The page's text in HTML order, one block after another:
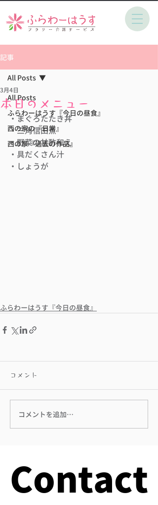
記事
All Posts
ふらわーはうす『今日の昼食』
西の家の『日常』
西の家『過去の作品』
All Posts
本日のメニュー
3月4日
・まぐろたたき丼
・三角信田煮
・野菜の甘酢和え
・具だくさん汁
・しょうが
ふらわーはうす『今日の昼食』
コメント
コメントを追加…
Contact
Contact